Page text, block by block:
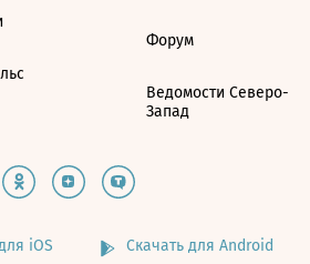
Форум
Ведомости Северо-
Запад
iOS Скачать для Android